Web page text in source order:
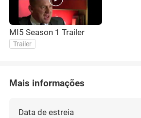
MI5 Season 1 Trailer
Trailer
Mais informações
Data de estreia